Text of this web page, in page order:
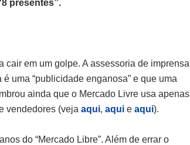
presentes”.
cair em um golpe. A assessoria de imprensa
uma “publicidade enganosa” e que uma
ainda que o Mercado Livre usa apenas
vendedores (veja aqui, aqui e aqui).
do “Mercado Libre”. Além de errar o